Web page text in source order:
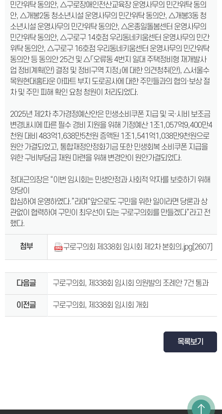
민간위탁 동의안, △구로장애인전산교육장 운영사무의 민간위탁 동의
안, △개봉2동 청소년시설 운영사무의 민간위탁 동의안, △개봉3동 청
소년시설 운영사무의 민간위탁 동의안, △온종일돌봄센터 운영사무의
민간위탁 동의안, △구로구 14호점 우리동네키움센터 운영사무의 민간
위탁 동의안, △구로구 16호점 우리동네키움센터 운영사무의 민간위탁
동의안 등 동의안 25건 및 △「오류동 4번지 일대 주택정비형 재개발사
업 정비계획(안) 결정 및 정비구역 지정」에 대한 의견청취(안), △서울수
목원현대홈타운 아파트 부지 도로공사에 대한 주민들과의 협의·보상 절
차 및 주민 피해 확인 요청 청원이 처리되었다.
2025년 제2차 추가경정예산안은 민생소비쿠폰 지급 및 국·시비 보조금
변경내시에 따른 필수 경비 지원을 위해 기정예산 1조1,057억9,400만4
천원 대비 483억1,638만5천원 증액된 1조1,541억1,038만9천원으로
원안 가결되었고, 통합재정안정화기금 또한 민생회복 소비쿠폰 지급을
위한 구비부담금 재원 마련을 위해 변경안이 원안가결되었다.
정대근의장은 “이번 임시회는 민생안정과 사회적 약자를 보호하기 위해
양당이
합심하여 운영하였다.”라며“앞으로도 구민을 위한 일이라면 당론과 상
관없이 협력하여 구민이 최우선이 되는 구로구의회를 만들겠다”라고 전
했다.
첨부 구로구의회 제338회 임시회 제2차 본회의.jpg [2607]
다음글 구로구의회, 제338회 임시회 의원발의 조례안 7건 통과
이전글 구로구의회, 제338회 임시회 개회
목록보기